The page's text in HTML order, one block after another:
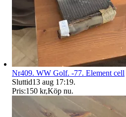
Nr409. WW Golf. -77. Element cell
Sluttid13 aug 17:19.
Pris:150 kr,Köp nu.